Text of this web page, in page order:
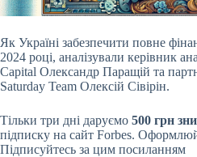
Як Україні забезпечити повне
2024 році, аналізували керівник
Capital Олександр Паращій та
Saturday Team Олексій Сівірін.
Тільки три дні даруємо 500 грн
підписку на сайт Forbes.
Підписуйтесь за цим посиланням